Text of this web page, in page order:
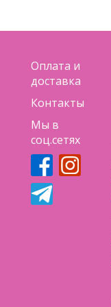
Оплата и
доставка
Контакты
Мы в
соц.сетях